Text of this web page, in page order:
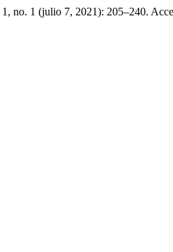
1, no. 1 (julio 7, 2021): 205–240.